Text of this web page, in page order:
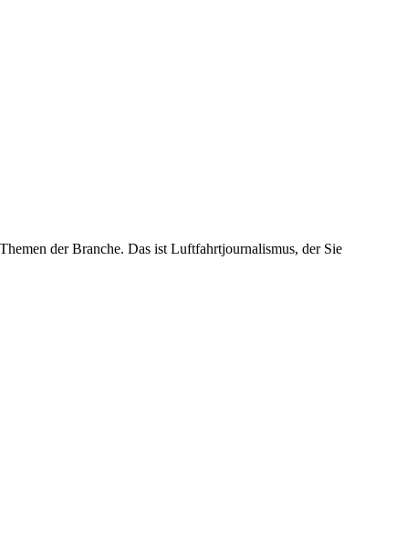
der Branche. Das ist Luftfahrtjournalismus, der Sie